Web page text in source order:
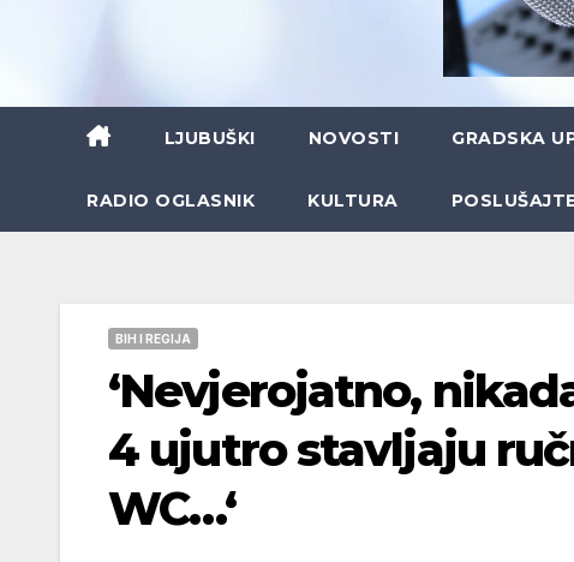
LJUBUŠKI NOVOSTI GRADSKA
RADIO OGLASNIK KULTURA
BIH I REGIJA
‘Nevjerojatno,
4 ujutro stavljaju
WC…‘